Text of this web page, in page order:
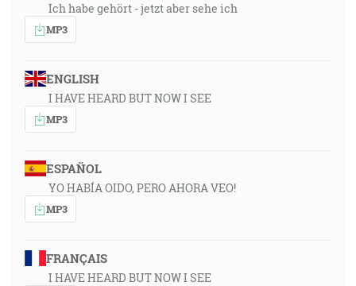
Ich habe gehört - jetzt aber sehe ich
MP3
ENGLISH
I HAVE HEARD BUT NOW I SEE
MP3
ESPAÑOL
YO HABÍA OIDO, PERO AHORA VEO!
MP3
FRANÇAIS
I HAVE HEARD BUT NOW I SEE